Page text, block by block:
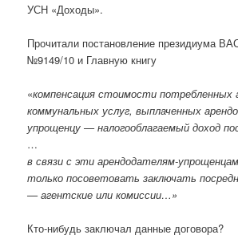
УСН «Доходы».
Прочитали постановление президиума
№9149/10 и Главную книгу
«компенсация стоимости потребленных
коммунальных услуг, выплаченных
упрощенцу — налогооблагаемый доход
…
в связи с эти арендодателям-
только посоветовать заключать
— агентские или комиссии…»
Кто-нибудь заключал данные договора?